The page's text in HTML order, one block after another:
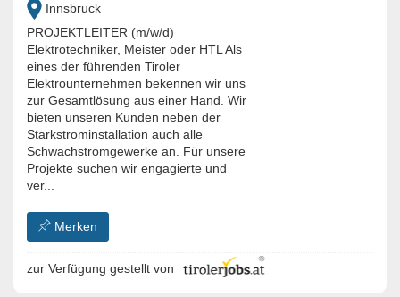
Innsbruck
PROJEKTLEITER (m/w/d)
Elektrotechniker, Meister oder HTL Als
eines der führenden Tiroler
Elektrounternehmen bekennen wir uns
zur Gesamtlösung aus einer Hand. Wir
bieten unseren Kunden neben der
Starkstrominstallation auch alle
Schwachstromgewerke an. Für unsere
Projekte suchen wir engagierte und
ver...
Merken
zur Verfügung gestellt von